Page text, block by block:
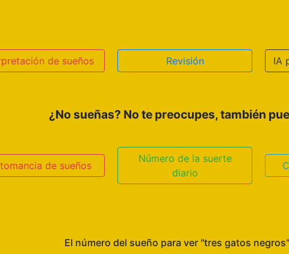
de sueños Revisión IA
¿No sueñas? No te preocupes, también
de sueños
Número de la suerte
diario
El número del sueño para ver "tres gatos